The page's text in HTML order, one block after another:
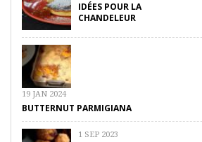
IDÉES POUR LA
CHANDELEUR
19 JAN 2024
BUTTERNUT PARMIGIANA
1 SEP 2023